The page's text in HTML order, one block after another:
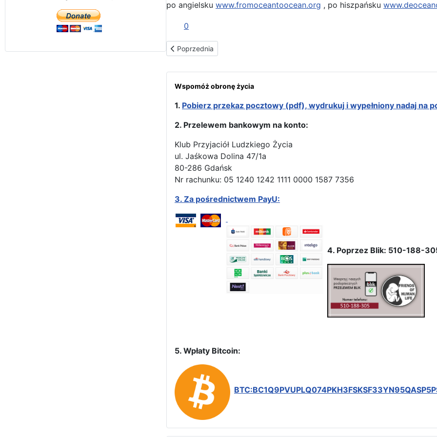
po angielsku www.fromoceantoocean.org , po hiszpańsku
0
Poprzednia strona: Ikona Częstochowska w swojej pielgrzymce w obronie życia
Poprzednia
Wspomóż obronę życia
1. Pobierz przekaz pocztowy (pdf), wydrukuj i wypełniony nadaj na
2. Przelewem bankowym na konto:
Klub Przyjaciół Ludzkiego Życia
ul. Jaśkowa Dolina 47/1a
80-286 Gdańsk
Nr rachunku: 05 1240 1242 1111 0000 1587 7356
3. Za pośrednictwem PayU:
4. Poprzez Blik: 510-188-
5. Wpłaty Bitcoin: